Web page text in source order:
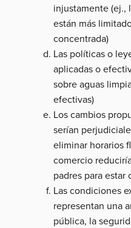
injustamente (ej.,
están más
concentrada)
Las políticas o
aplicadas o
sobre aguas
efectivas)
Los cambios
serían
eliminar horarios
comercio
padres para estar
Las condiciones
representan una
pública, la